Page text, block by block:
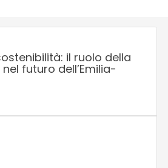
il ruolo della
futuro dell’Emilia-